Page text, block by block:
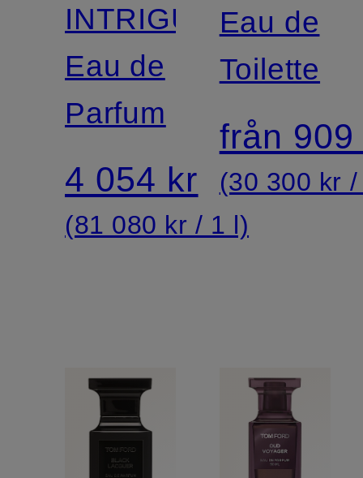
INTRIGUE
Eau de
Parfum
4 054 kr
(81 080 kr / 1 l)
SOLEIL
BLANC
Eau de
Toilette
från 909
(30 300 kr